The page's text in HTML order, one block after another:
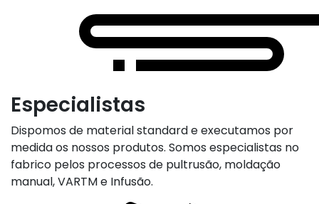
Especialistas
Dispomos de material standard e executamos por
medida os nossos produtos. Somos especialistas no
fabrico pelos processos de pultrusão, moldação
manual, VARTM e Infusão.